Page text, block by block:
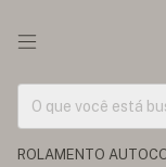
ROLAMENTO